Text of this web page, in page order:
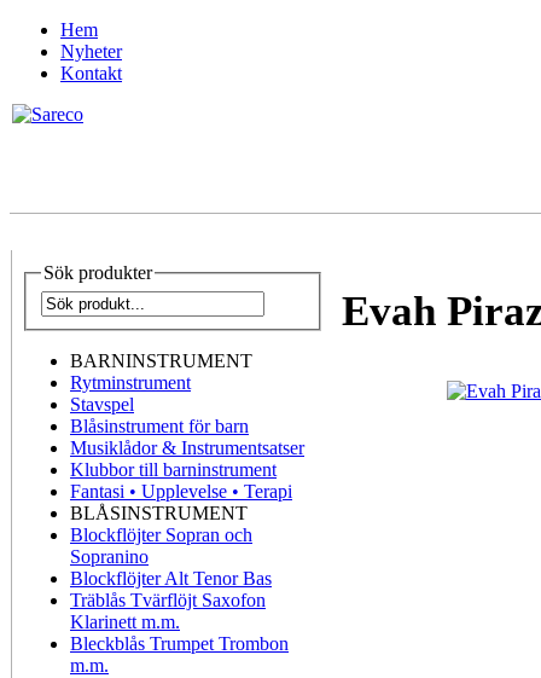
Hem
Nyheter
Kontakt
Sök produkter
BARNINSTRUMENT
Rytminstrument
Stavspel
Blåsinstrument för barn
Musiklådor & Instrumentsatser
Klubbor till barninstrument
Fantasi • Upplevelse • Terapi
BLÅSINSTRUMENT
Blockflöjter Sopran och
Sopranino
Blockflöjter Alt Tenor Bas
Träblås Tvärflöjt Saxofon
Klarinett m.m.
Bleckblås Trumpet Trombon
m.m.
Evah